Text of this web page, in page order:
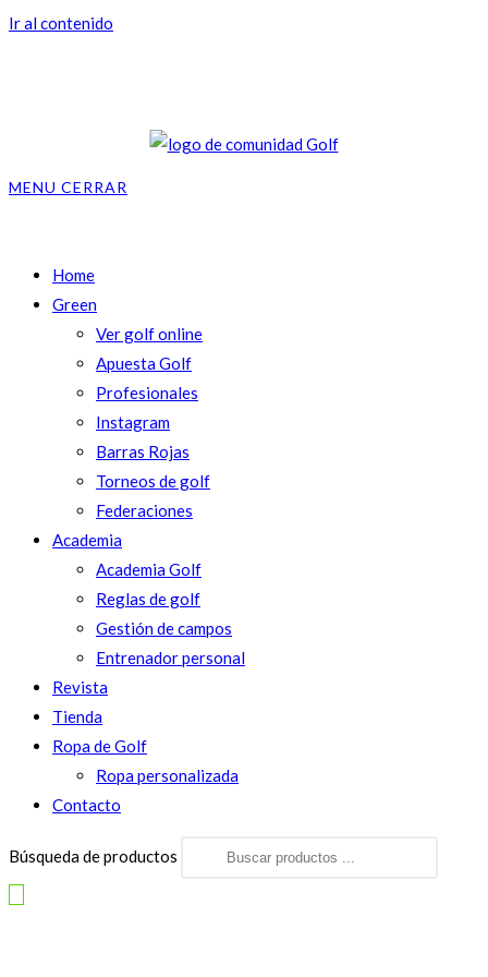
Ir al contenido
MENU CERRAR
Home
Green
Ver golf online
Apuesta Golf
Profesionales
Instagram
Barras Rojas
Torneos de golf
Federaciones
Academia
Academia Golf
Reglas de golf
Gestión de campos
Entrenador personal
Revista
Tienda
Ropa de Golf
Ropa personalizada
Contacto
Búsqueda de productos